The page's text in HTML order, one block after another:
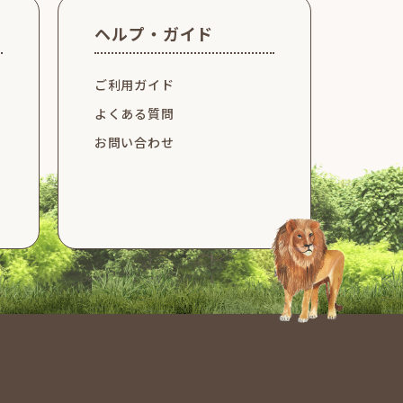
ヘルプ・ガイド
ご利用ガイド
よくある質問
お問い合わせ